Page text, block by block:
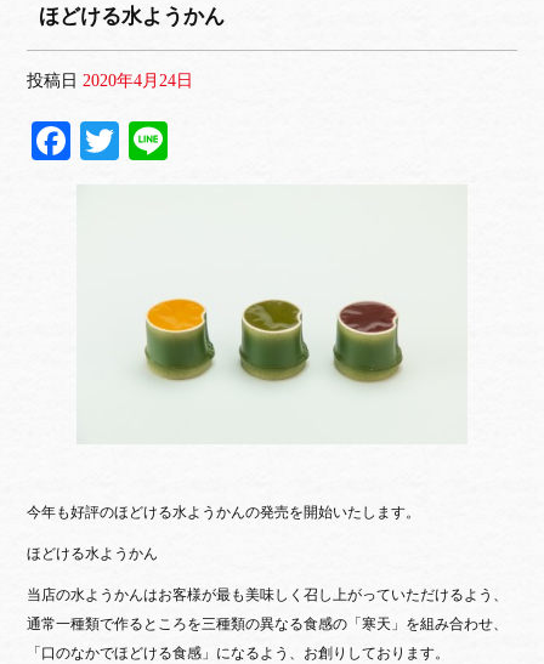
ほどける水ようかん
投稿日 2020年4月24日
Fa
ce
T
今年も好評のほどける水ようかんの発売を開始いたします。
ほどける水ようかん
当店の水ようかんはお客様が最も美味しく召し上がっていただけるよう、
通常一種類で作るところを三種類の異なる食感の「寒天」を組み合わせ、
「口のなかでほどける食感」になるよう、お創りしております。